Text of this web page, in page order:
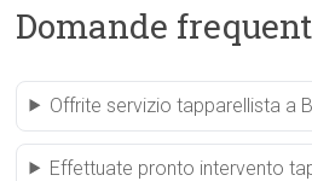
Domande
Offrite servizio tapparellista a
Effettuate pronto intervento